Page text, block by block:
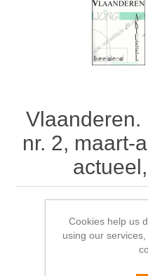
Vlaanderen.
nr. 2, maart-
Cookies help us
using our